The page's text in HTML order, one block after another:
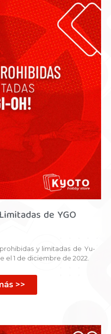
de YGO
y limitadas de Yu-
el 1 de diciembre de 2022.
>>